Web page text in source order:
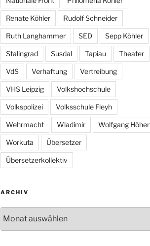
Renate Köhler Rudolf Schneider
Ruth Langhammer SED Sepp Köhler
Stalingrad Susdal Tapiau Theater
VdS Verhaftung Vertreibung
VHS Leipzig Volkshochschule
Volkspolizei Volksschule Fleyh
Wehrmacht Wladimir Wolfgang Höher
Workuta Übersetzer
Übersetzerkollektiv
ARCHIV